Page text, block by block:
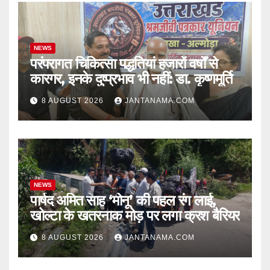
NEWS
परंपरागत चिकित्सा पद्धतियां हजारों वर्षों से
कारगर, इनके दुष्प्रभाव भी नहीं: डा. कृष्णमूर्ति
8 AUGUST 2026 JANTANAMA.COM
NEWS
पार्षद अमित साह ‘मोनू’ की पहल रंग लाई,
खोल्टा के खतरनाक मोड़ पर लगा क्रश बैरियर
8 AUGUST 2026 JANTANAMA.COM